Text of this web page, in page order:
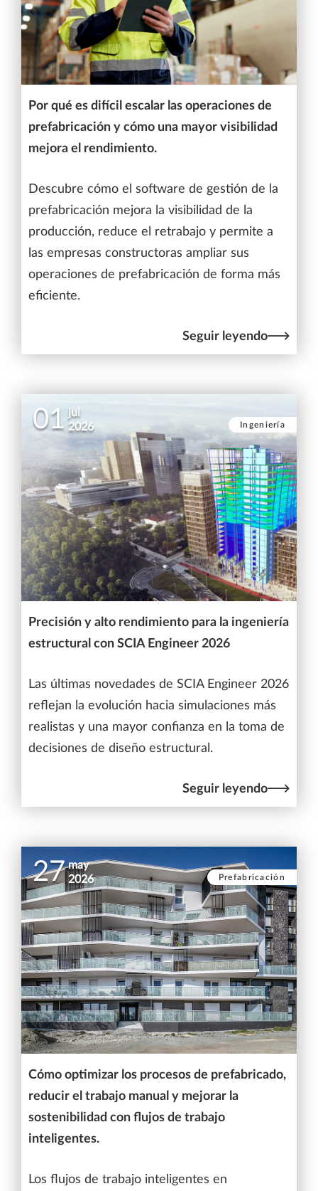
Por qué es difícil escalar las operaciones de
prefabricación y cómo una mayor visibilidad
mejora el rendimiento.
Descubre cómo el software de gestión de la
prefabricación mejora la visibilidad de la
producción, reduce el retrabajo y permite a
las empresas constructoras ampliar sus
operaciones de prefabricación de forma más
eficiente.
Seguir leyendo
01 jul
2026
Ingeniería
Precisión y alto rendimiento para la ingeniería
estructural con SCIA Engineer 2026
Las últimas novedades de SCIA Engineer 2026
reflejan la evolución hacia simulaciones más
realistas y una mayor confianza en la toma de
decisiones de diseño estructural.
Seguir leyendo
27 may
2026
Prefabricación
Cómo optimizar los procesos de prefabricado,
reducir el trabajo manual y mejorar la
sostenibilidad con flujos de trabajo
inteligentes.
Los flujos de trabajo inteligentes en